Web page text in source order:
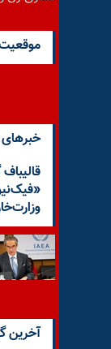
آخرین